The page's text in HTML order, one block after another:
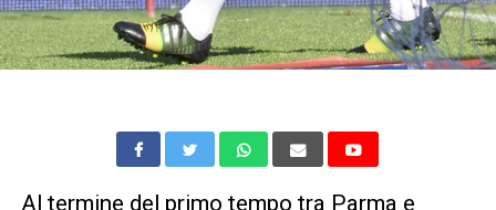
Al termine del primo tempo tra Parma e